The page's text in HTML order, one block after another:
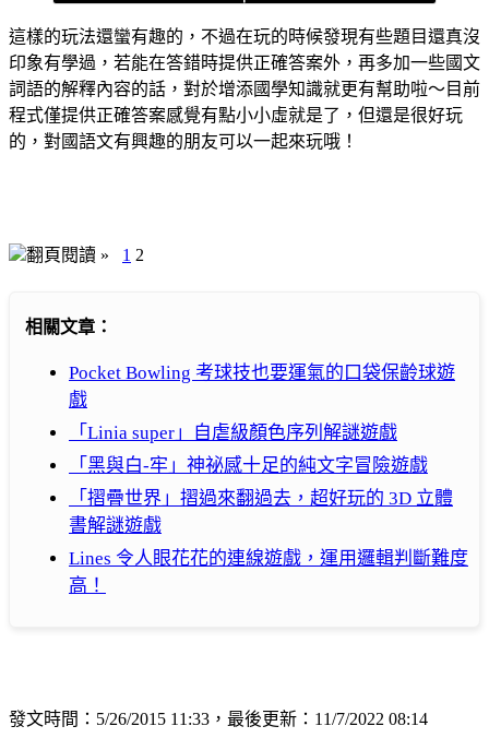
這樣的玩法還蠻有趣的，不過在玩的時候發現有些題目還真沒
印象有學過，若能在答錯時提供正確答案外，再多加一些國文
詞語的解釋內容的話，對於增添國學知識就更有幫助啦～目前
程式僅提供正確答案感覺有點小小虛就是了，但還是很好玩
的，對國語文有興趣的朋友可以一起來玩哦！
翻頁閱讀 » 1 2
相關文章：
Pocket Bowling 考球技也要運氣的口袋保齡球遊
戲
「Linia super」自虐級顏色序列解謎遊戲
「黑與白-牢」神祕感十足的純文字冒險遊戲
「摺疊世界」摺過來翻過去，超好玩的 3D 立體
書解謎遊戲
Lines 令人眼花花的連線遊戲，運用邏輯判斷難度
高！
發文時間：5/26/2015 11:33，最後更新：11/7/2022 08:14